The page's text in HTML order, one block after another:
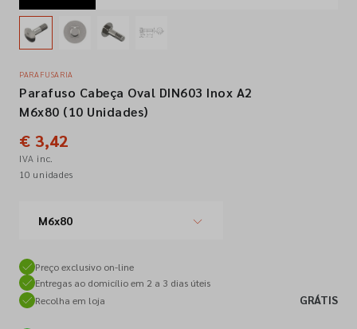
Contactos
Siga-nos nas redes sociais
PARAFUSARIA
Parafuso Cabeça Oval DIN603 Inox A2
M6x80 (10 Unidades)
€ 3,42
IVA inc.
10 unidades
M6x80
Preço exclusivo on-line
Entregas ao domicílio em 2 a 3 dias úteis
Recolha em loja
GRÁTIS